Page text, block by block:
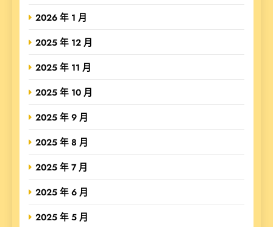
2026 年 1 月
2025 年 12 月
2025 年 11 月
2025 年 10 月
2025 年 9 月
2025 年 8 月
2025 年 7 月
2025 年 6 月
2025 年 5 月